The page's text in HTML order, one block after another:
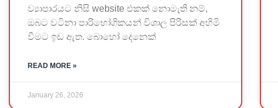
ව්‍යාපාරයට නිසි website එකක් නොමැති නම්,
ඔබට වටිනා පාරිභෝගිකයන් විශාල පිරිසක් අහිමි
වීමට ඉඩ ඇත. බොහෝ දෙනෙක්
READ MORE »
January 26, 2026